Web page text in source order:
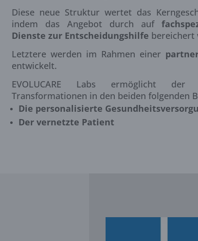
Diese neue Struktur wertet das
indem das Angebot durch auf
Dienste zur Entscheidungshilfe bereichert
Letztere werden im Rahmen einer
entwickelt.
EVOLUCARE Labs ermöglicht der
Transformationen in den beiden folgenden
Die personalisierte
Der vernetzte Patient